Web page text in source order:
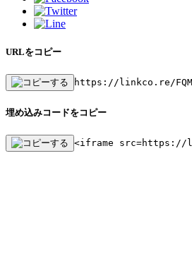
URLをコピー
https://linkco.re/
埋め込みコードをコピー
<iframe src=https://